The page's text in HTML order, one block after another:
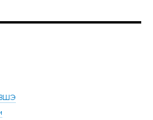
ВШЭ